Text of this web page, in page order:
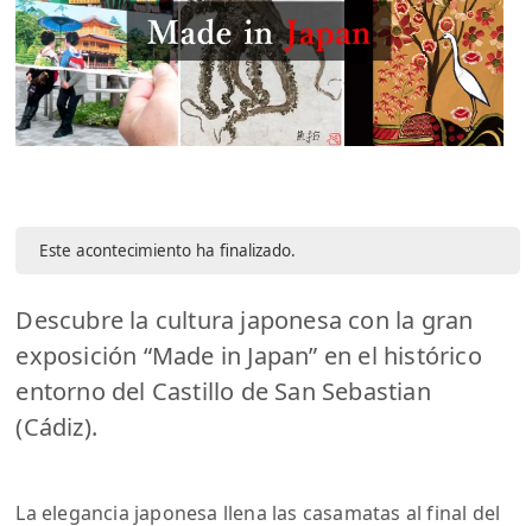
Este acontecimiento ha finalizado.
Descubre la cultura japonesa con la gran
exposición “Made in Japan” en el histórico
entorno del Castillo de San Sebastian
(Cádiz).
La elegancia japonesa llena las casamatas al final del